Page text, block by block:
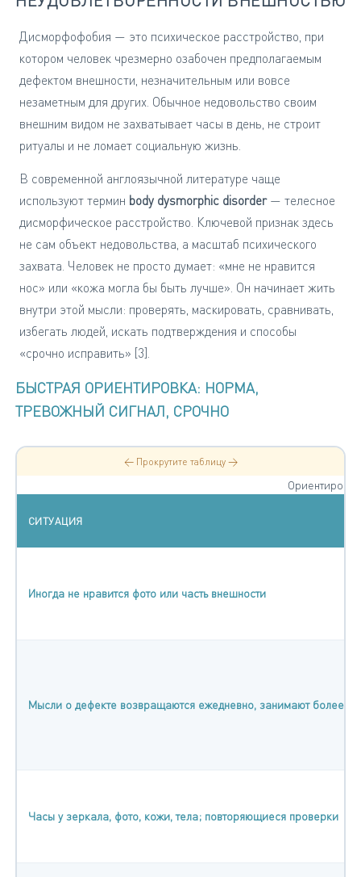
Дисморфофобия — это психическое расстройство, при
котором человек чрезмерно озабочен предполагаемым
дефектом внешности, незначительным или вовсе
незаметным для других. Обычное недовольство своим
внешним видом не захватывает часы в день, не строит
ритуалы и не ломает социальную жизнь.
В современной англоязычной литературе чаще
используют термин body dysmorphic disorder— телесное
дисморфическое расстройство. Ключевой признак здесь
не сам объект недовольства, а масштаб психического
захвата. Человек не просто думает: «мне не нравится
нос» или «кожа могла бы быть лучше». Он начинает жить
внутри этой мысли: проверять, маскировать, сравнивать,
избегать людей, искать подтверждения и способы
«срочно исправить» [3].
БЫСТРАЯ ОРИЕНТИРОВКА: НОРМА,
ТРЕВОЖНЫЙ СИГНАЛ, СРОЧНО
← Прокрутите таблицу →
СИТУАЦИЯ
Иногда не нравится фото или часть внешности
Мысли о дефекте возвращаются ежедневно, занимают более
Часы у зеркала, фото, кожи, тела; повторяющиеся проверки